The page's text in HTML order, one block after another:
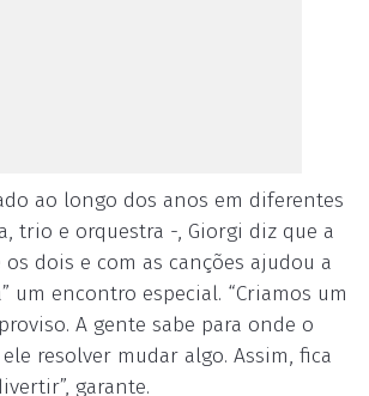
ao longo dos anos em diferentes
trio e orquestra -, Giorgi diz que a
dois e com as canções ajudou a
um encontro especial. “Criamos um
A gente sabe para onde o
resolver mudar algo. Assim, fica
garante.